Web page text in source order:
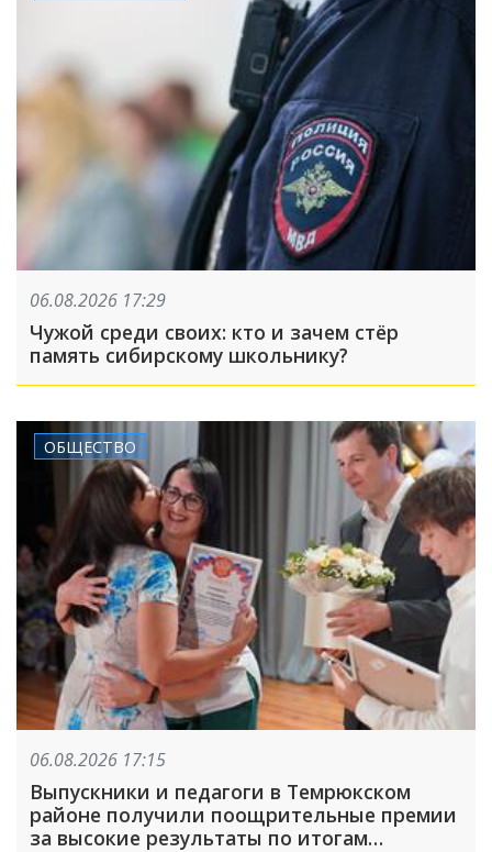
06.08.2026 17:29
Чужой среди своих: кто и зачем стёр
память сибирскому школьнику?
ОБЩЕСТВО
06.08.2026 17:15
Выпускники и педагоги в Темрюкском
районе получили поощрительные премии
за высокие результаты по итогам